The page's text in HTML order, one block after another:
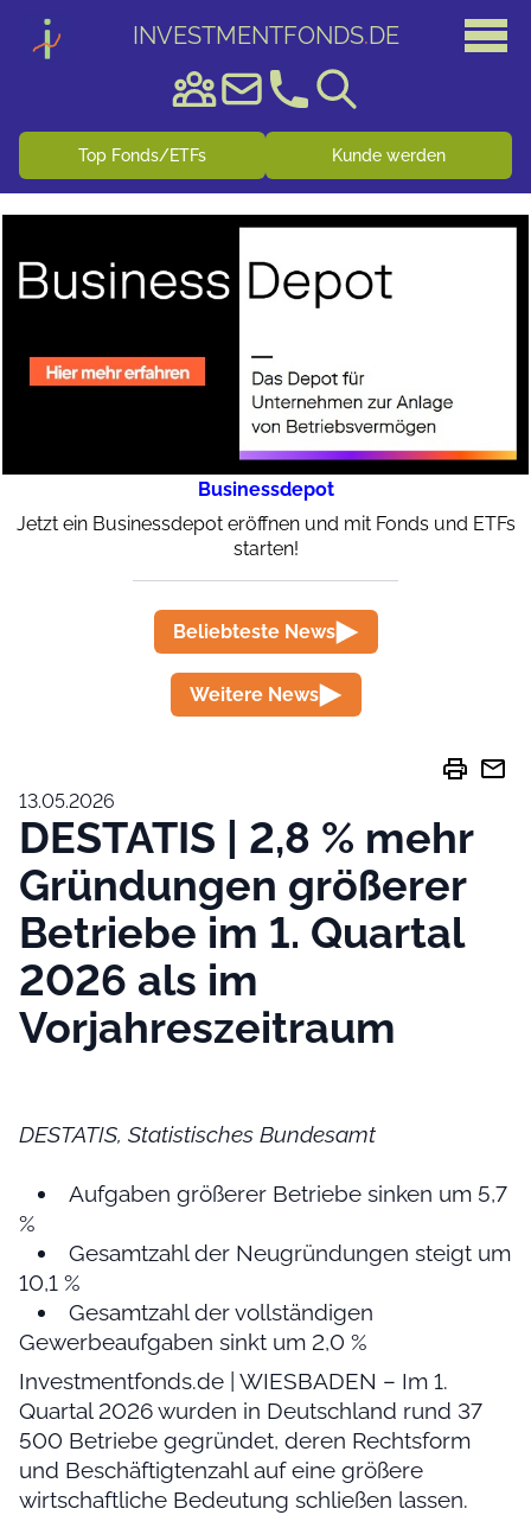
INVESTMENTFONDS.DE
Top Fonds/ETFs Kunde werden
Businessdepot
Jetzt ein Businessdepot eröffnen und mit Fonds und ETFs
starten!
Beliebteste News
Weitere News
print mail
13.05.2026
DESTATIS | 2,8 % mehr
Gründungen größerer
Betriebe im 1. Quartal
2026 als im
Vorjahreszeitraum
DESTATIS, Statistisches Bundesamt
Aufgaben größerer Betriebe sinken um 5,7
%
Gesamtzahl der Neugründungen steigt um
10,1 %
Gesamtzahl der vollständigen
Gewerbeaufgaben sinkt um 2,0 %
Investmentfonds.de | WIESBADEN – Im 1.
Quartal 2026 wurden in Deutschland rund 37
500 Betriebe gegründet, deren Rechtsform
und Beschäftigtenzahl auf eine größere
wirtschaftliche Bedeutung schließen lassen.